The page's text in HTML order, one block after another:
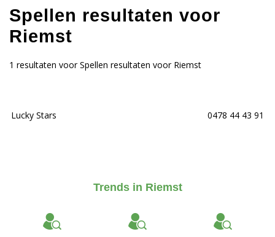
Spellen resultaten voor
Riemst
1 resultaten voor Spellen resultaten voor Riemst
Lucky Stars 0478 44 43 91
Trends in Riemst